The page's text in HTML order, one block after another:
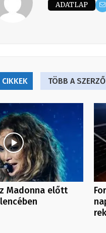
ADATLAP
TÖBB A
Madonna előtt